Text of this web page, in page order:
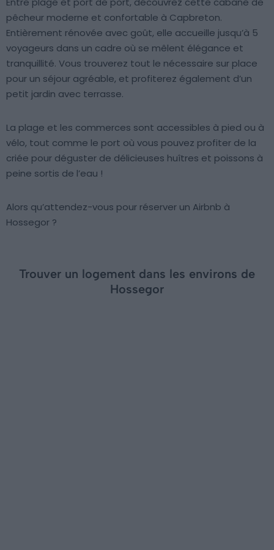
pêcheur moderne et confortable à Capbreton.
Entièrement rénovée avec goût, elle accueille jusqu’à 5
voyageurs dans un cadre où se mêlent élégance et
tranquillité. Vous trouverez tout le nécessaire sur place
pour un séjour agréable, et profiterez également d’un
petit jardin avec terrasse.
La plage et les commerces sont accessibles à pied ou à
vélo, tout comme le port où vous pouvez profiter de la
criée pour déguster de délicieuses huîtres et poissons à
peine sortis de l’eau !
Alors qu’attendez-vous pour réserver un Airbnb à
Hossegor ?
Trouver un logement dans les environs de
Hossegor